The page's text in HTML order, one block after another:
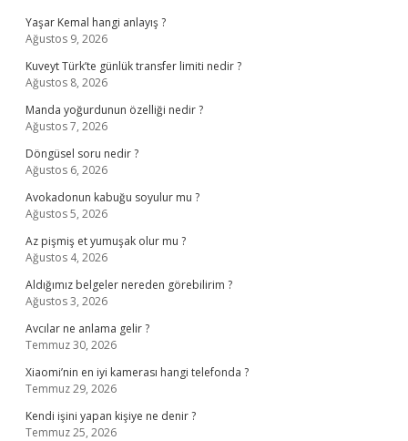
Yaşar Kemal hangi anlayış ?
Ağustos 9, 2026
Kuveyt Türk’te günlük transfer limiti nedir ?
Ağustos 8, 2026
Manda yoğurdunun özelliği nedir ?
Ağustos 7, 2026
Döngüsel soru nedir ?
Ağustos 6, 2026
Avokadonun kabuğu soyulur mu ?
Ağustos 5, 2026
Az pişmiş et yumuşak olur mu ?
Ağustos 4, 2026
Aldığımız belgeler nereden görebilirim ?
Ağustos 3, 2026
Avcılar ne anlama gelir ?
Temmuz 30, 2026
Xiaomi’nin en iyi kamerası hangi telefonda ?
Temmuz 29, 2026
Kendi işini yapan kişiye ne denir ?
Temmuz 25, 2026